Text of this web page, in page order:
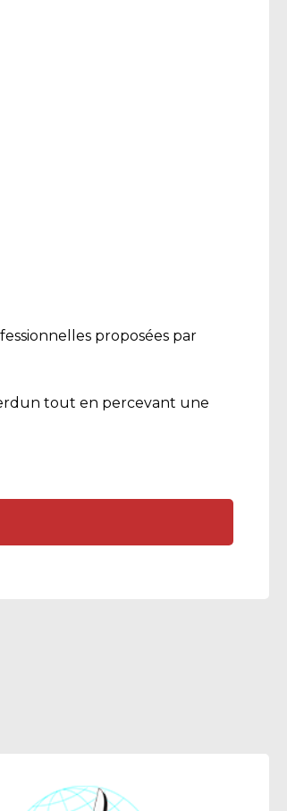
proposées par
tout en percevant une